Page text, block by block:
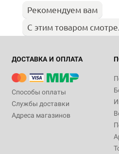
Рекомендуем вам
С этим товаром
ДОСТАВКА И ОПЛАТА
Способы оплаты
Службы доставки
Адреса магазинов